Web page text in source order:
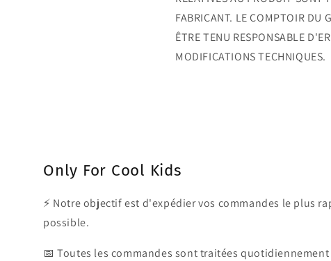
FABRICANT. LE COMPTOIR DU
ÊTRE TENU RESPONSABLE
MODIFICATIONS TECHNIQUES.
Only For Cool Kids
⚡ Notre objectif est d'expédier vos commandes le plus
possible.
📅 Toutes les commandes sont traitées